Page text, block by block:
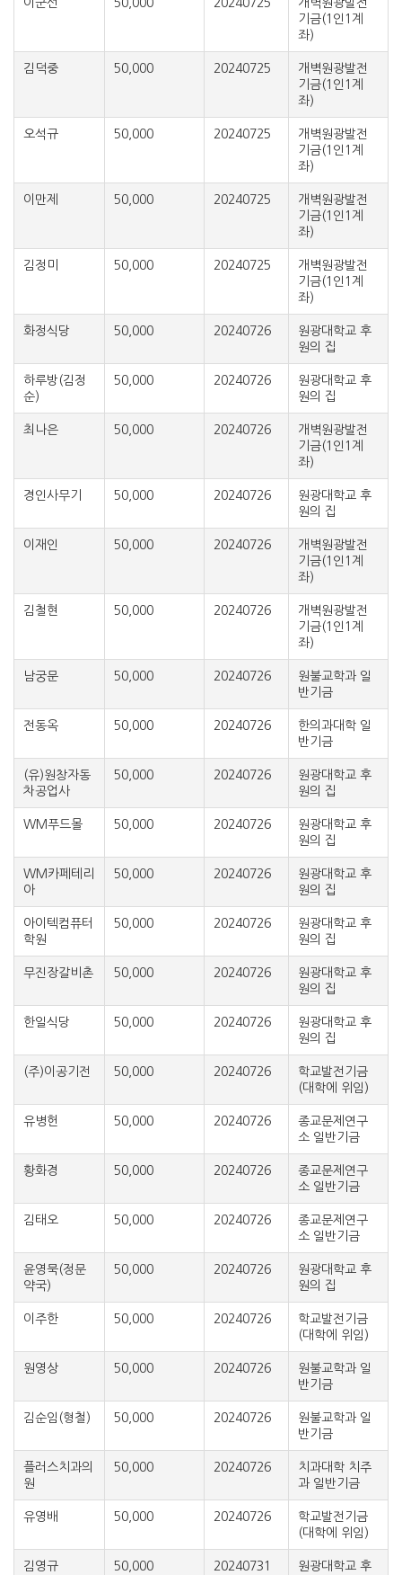
이군선 50,000 20240725
개벽원광발전
기금(1인1계
좌)
김덕중 50,000 20240725
개벽원광발전
기금(1인1계
좌)
오석규 50,000 20240725
개벽원광발전
기금(1인1계
좌)
이만제 50,000 20240725
개벽원광발전
기금(1인1계
좌)
김정미 50,000 20240725
개벽원광발전
기금(1인1계
좌)
화정식당 50,000 20240726
원광대학교 후
원의 집
하루방(김정
순)
50,000 20240726
원광대학교 후
원의 집
최나은 50,000 20240726
개벽원광발전
기금(1인1계
좌)
경인사무기 50,000 20240726
원광대학교 후
원의 집
이재인 50,000 20240726
개벽원광발전
기금(1인1계
좌)
김철현 50,000 20240726
개벽원광발전
기금(1인1계
좌)
남궁문 50,000 20240726
원불교학과 일
반기금
전동옥 50,000 20240726
한의과대학 일
반기금
(유)원창자동
차공업사
50,000 20240726
원광대학교 후
원의 집
WM푸드몰 50,000 20240726
원광대학교 후
원의 집
WM카페테리
아
50,000 20240726
원광대학교 후
원의 집
아이텍컴퓨터
학원
50,000 20240726
원광대학교 후
원의 집
무진장갈비촌 50,000 20240726
원광대학교 후
원의 집
한일식당 50,000 20240726
원광대학교 후
원의 집
(주)이공기전 50,000 20240726
학교발전기금
(대학에 위임)
유병헌 50,000 20240726
종교문제연구
소 일반기금
황화경 50,000 20240726
종교문제연구
소 일반기금
김태오 50,000 20240726
종교문제연구
소 일반기금
윤영묵(정문
약국)
50,000 20240726
원광대학교 후
원의 집
이주한 50,000 20240726
학교발전기금
(대학에 위임)
원영상 50,000 20240726
원불교학과 일
반기금
김순임(형철) 50,000 20240726
원불교학과 일
반기금
플러스치과의
원
50,000 20240726
치과대학 치주
과 일반기금
유영배 50,000 20240726
학교발전기금
(대학에 위임)
김영규 50,000 20240731
원광대학교 후